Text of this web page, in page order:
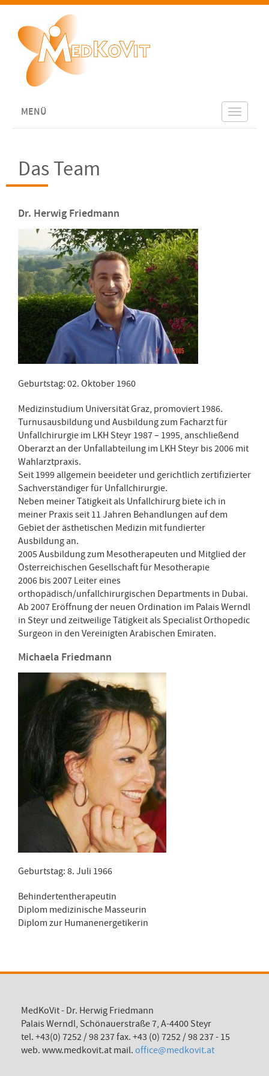
MENÜ
Toggle
Das Team
Dr. Herwig Friedmann
Geburtstag: 02. Oktober 1960
Medizinstudium Universität Graz, promoviert 1986.
Turnusausbildung und Ausbildung zum Facharzt für
Unfallchirurgie im LKH Steyr 1987 – 1995, anschließend
Oberarzt an der Unfallabteilung im LKH Steyr bis 2006 mit
Wahlarztpraxis.
Seit 1999 allgemein beeideter und gerichtlich zertifizierter
Sachverständiger für Unfallchirurgie.
Neben meiner Tätigkeit als Unfallchirurg biete ich in
meiner Praxis seit 11 Jahren Behandlungen auf dem
Gebiet der ästhetischen Medizin mit fundierter
Ausbildung an.
2005 Ausbildung zum Mesotherapeuten und Mitglied der
Österreichischen Gesellschaft für Mesotherapie
2006 bis 2007 Leiter eines
orthopädisch/unfallchirurgischen Departments in Dubai.
Ab 2007 Eröffnung der neuen Ordination im Palais Werndl
in Steyr und zeitweilige Tätigkeit als Specialist Orthopedic
Surgeon in den Vereinigten Arabischen Emiraten.
Michaela Friedmann
Geburtstag: 8. Juli 1966
Behindertentherapeutin
Diplom medizinische Masseurin
Diplom zur Humanenergetikerin
MedKoVit - Dr. Herwig Friedmann
Palais Werndl, Schönauerstraße 7, A-4400 Steyr
tel. +43(0) 7252 / 98 237 fax. +43 (0) 7252 / 98 237 - 15
web. www.medkovit.at mail. office@medkovit.at